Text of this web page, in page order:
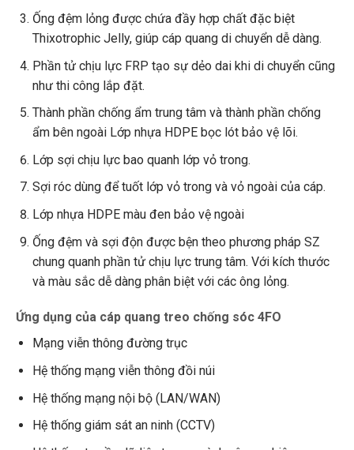
Ống đệm lỏng được chứa đầy hợp chất đặc biệt
Thixotrophic Jelly, giúp cáp quang di chuyển dễ dàng.
Phần tử chịu lực FRP tạo sự dẻo dai khi di chuyển cũng
như thi công lắp đặt.
Thành phần chống ẩm trung tâm và thành phần chống
ẩm bên ngoài Lớp nhựa HDPE bọc lót bảo vệ lõi.
Lớp sợi chịu lực bao quanh lớp vỏ trong.
Sợi róc dùng để tuốt lớp vỏ trong và vỏ ngoài của cáp.
Lớp nhựa HDPE màu đen bảo vệ ngoài
Ống đệm và sợi độn được bện theo phương pháp SZ
chung quanh phần tử chịu lực trung tâm. Với kích thước
và màu sắc dễ dàng phân biệt với các ông lỏng.
Ứng dụng của cáp quang treo chống sóc 4FO
Mạng viễn thông đường trục
Hệ thống mạng viễn thông đồi núi
Hệ thống mạng nội bộ (LAN/WAN)
Hệ thống giám sát an ninh (CCTV)